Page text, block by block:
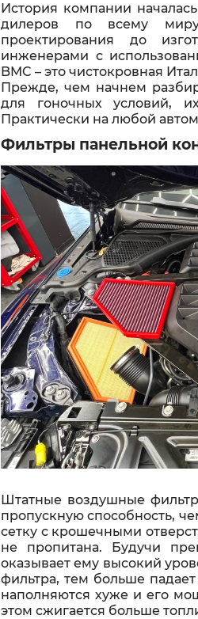
История компании
дилеров по всему
проектирования до
инженерами с
BMC – это чистокровная
Прежде, чем начнем
для гоночных условий,
Практически на любой
Фильтры панельной
Штатные воздушные
пропускную способность,
сетку с крошечными
не пропитана. Будучи
оказывает ему высокий
фильтра, тем больше
наполняются хуже и его
этом сжигается больше